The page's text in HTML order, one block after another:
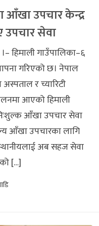
आँखा उपचार केन्द्र
उपचार सेवा
हिमाली गाउँपालिका–६
गरिएको छ। नेपाल
र च्यारिटी
आएको हिमाली
आँखा उपचार सेवा
आँखा उपचारका लागि
अब सहज सेवा
[…]